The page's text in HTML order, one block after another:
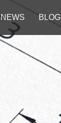
NEWS BLOG